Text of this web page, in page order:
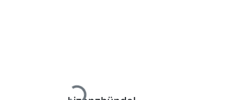
Lade...